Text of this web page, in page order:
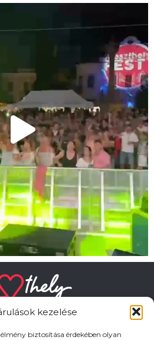
kezelése
biztosítása érdekében olyan